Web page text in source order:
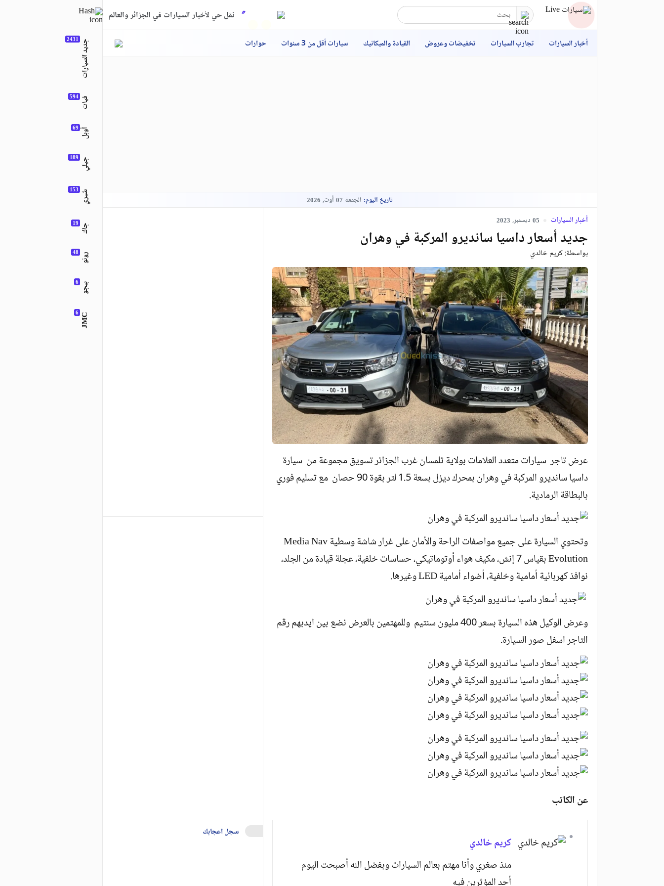
نقل حي لأخبار السيارات في الجزائر والعالم
أخبار السيارات تجارب السيارات تخفيضات وعروض القيادة والميكانيك سيارات أقل من 3 سنوات حوارات
تاريخ اليوم: الجمعة 07 أوت, 2026
أخبار السيارات 05 ديسمبر, 2023
جديد أسعار داسيا سانديرو المركبة في وهران
بواسطة:كريم خالدي
عرض تاجر سيارات متعدد العلامات بولاية تلمسان غرب الجزائر تسويق مجموعة من سيارة
داسيا سانديرو المركبة في وهران بمحرك ديزل بسعة 1.5 لتر بقوة 90 حصان مع تسليم فوري
بالبطاقة الرمادية.
وتحتوي السيارة على جميع مواصفات الراحة والأمان على غرار شاشة وسطية Media Nav
Evolution بقياس 7 إنش، مكيف هواء أوتوماتيكي، حساسات خلفية، عجلة قيادة من الجلد،
نوافذ كهربائية أمامية وخلفية، أضواء أمامية LED وغيرها.
وعرض الوكيل هذه السيارة بسعر 400 مليون سنتيم وللمهتمين بالعرض نضع بين ايدبهم رقم
التاجر اسفل صور السيارة.
عن الكاتب
كريم خالدي
منذ صغري وأنا مهتم بعالم السيارات وبفضل الله أصبحت اليوم
سجل اعجابك
جديد السيارات
فيات
أوبل
جيلي
شيري
جاك
رونو
بيجو
JMC